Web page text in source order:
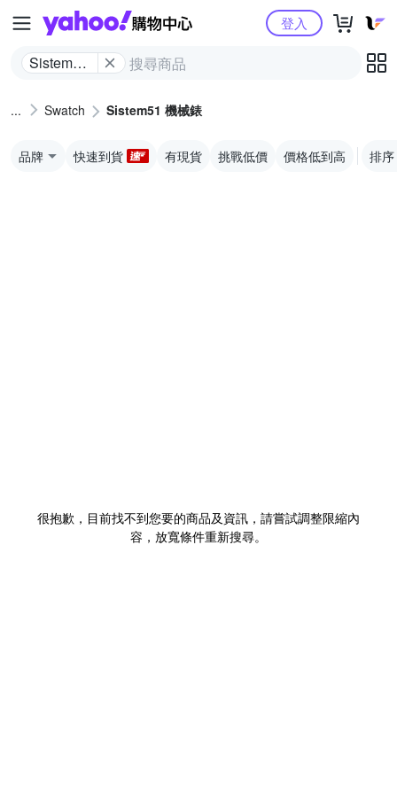
Yahoo購物中心
Sistem51
登入
Swatch Sistem51 機械錶
品牌 快速到貨 有現貨 挑戰低價 價格低到高 排序
很抱歉，目前找不到您要的商品及資訊，請嘗試調整限縮內
容，放寬條件重新搜尋。